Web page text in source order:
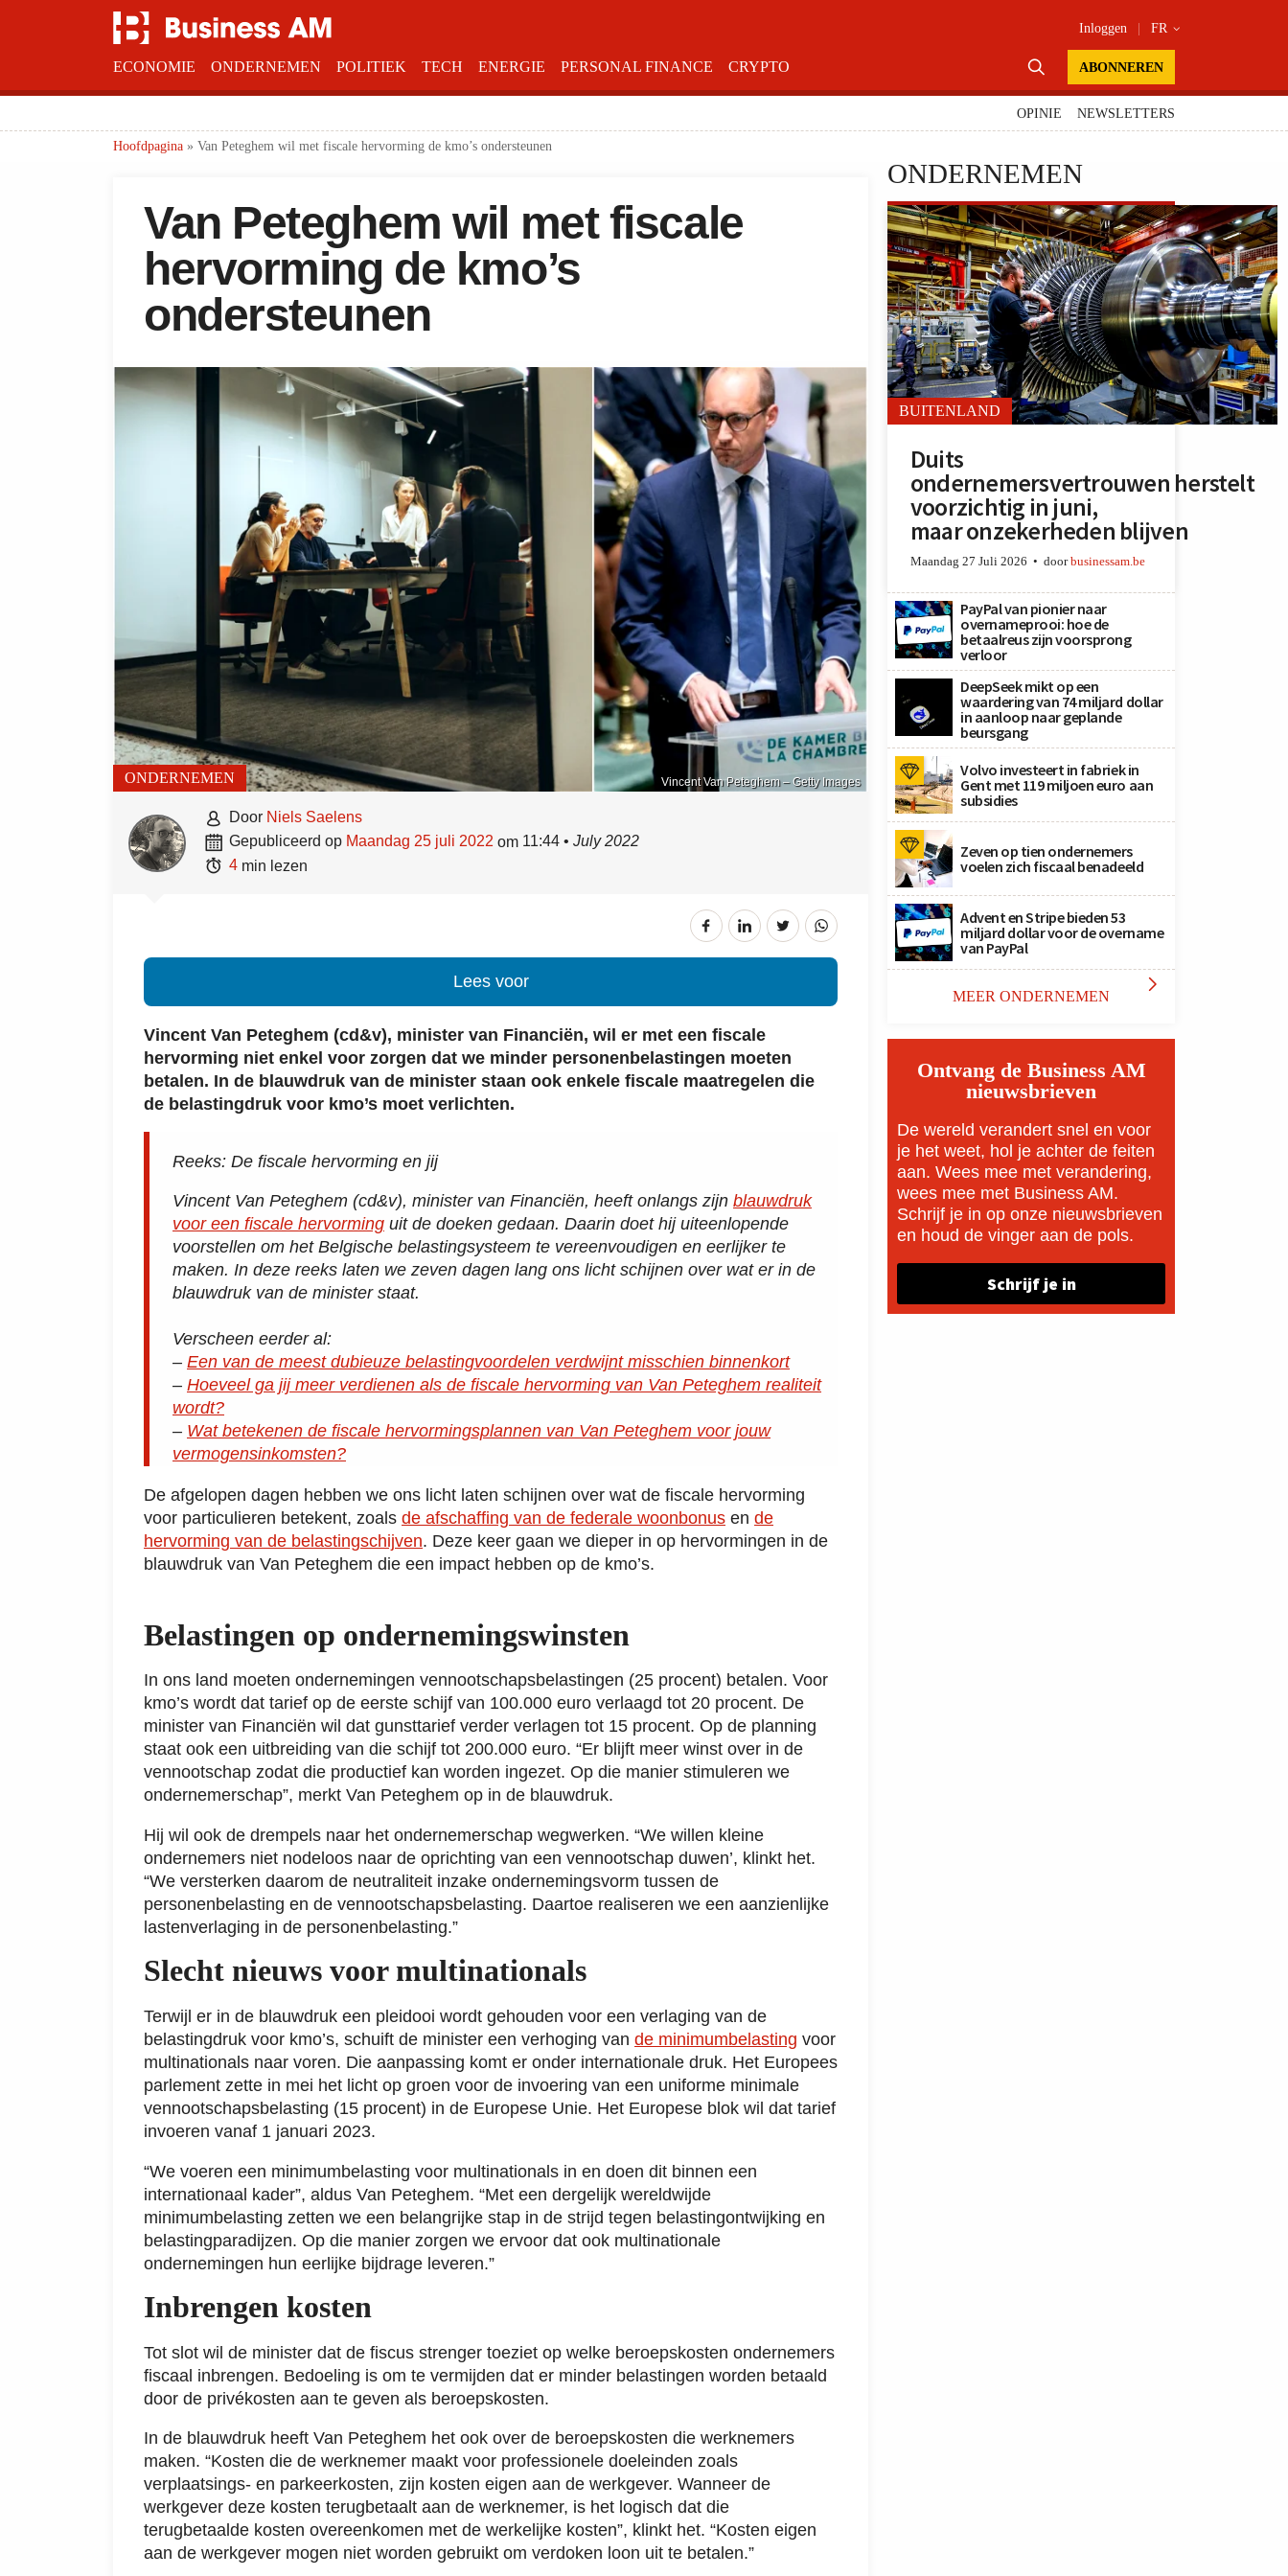
Inloggen | FR 
ECONOMIE ONDERNEMEN POLITIEK TECH ENERGIE PERSONAL FINANCE CRYPTO  ABONNEREN
OPINIE NEWSLETTERS
Hoofdpagina » Van Peteghem wil met fiscale hervorming de kmo’s ondersteunen
Van Peteghem wil met fiscale
hervorming de kmo’s
ondersteunen
Vincent Van Peteghem – Getty Images
ONDERNEMEN
 door Niels Saelens
 gepubliceerd op maandag 25 juli 2022 om 11:44 • July 2022
 4 min lezen
Lees voor
Vincent Van Peteghem (cd&v), minister van Financiën, wil er met een fiscale
hervorming niet enkel voor zorgen dat we minder personenbelastingen moeten
betalen. In de blauwdruk van de minister staan ook enkele fiscale maatregelen die
de belastingdruk voor kmo’s moet verlichten.
Reeks: De fiscale hervorming en jij
Vincent Van Peteghem (cd&v), minister van Financiën, heeft onlangs zijn blauwdruk
voor een fiscale hervorming uit de doeken gedaan. Daarin doet hij uiteenlopende
voorstellen om het Belgische belastingsysteem te vereenvoudigen en eerlijker te
maken. In deze reeks laten we zeven dagen lang ons licht schijnen over wat er in de
blauwdruk van de minister staat.
Verscheen eerder al:
– Een van de meest dubieuze belastingvoordelen verdwijnt misschien binnenkort
– Hoeveel ga jij meer verdienen als de fiscale hervorming van Van Peteghem realiteit
wordt?
– Wat betekenen de fiscale hervormingsplannen van Van Peteghem voor jouw
vermogensinkomsten?
De afgelopen dagen hebben we ons licht laten schijnen over wat de fiscale hervorming
voor particulieren betekent, zoals de afschaffing van de federale woonbonus en de
hervorming van de belastingschijven. Deze keer gaan we dieper in op hervormingen in de
blauwdruk van Van Peteghem die een impact hebben op de kmo’s.
Belastingen op ondernemingswinsten
In ons land moeten ondernemingen vennootschapsbelastingen (25 procent) betalen. Voor
kmo’s wordt dat tarief op de eerste schijf van 100.000 euro verlaagd tot 20 procent. De
minister van Financiën wil dat gunsttarief verder verlagen tot 15 procent. Op de planning
staat ook een uitbreiding van die schijf tot 200.000 euro. “Er blijft meer winst over in de
vennootschap zodat die productief kan worden ingezet. Op die manier stimuleren we
ondernemerschap”, merkt Van Peteghem op in de blauwdruk.
Hij wil ook de drempels naar het ondernemerschap wegwerken. “We willen kleine
ondernemers niet nodeloos naar de oprichting van een vennootschap duwen’, klinkt het.
“We versterken daarom de neutraliteit inzake ondernemingsvorm tussen de
personenbelasting en de vennootschapsbelasting. Daartoe realiseren we een aanzienlijke
lastenverlaging in de personenbelasting.”
Slecht nieuws voor multinationals
Terwijl er in de blauwdruk een pleidooi wordt gehouden voor een verlaging van de
belastingdruk voor kmo’s, schuift de minister een verhoging van de minimumbelasting voor
multinationals naar voren. Die aanpassing komt er onder internationale druk. Het Europees
parlement zette in mei het licht op groen voor de invoering van een uniforme minimale
vennootschapsbelasting (15 procent) in de Europese Unie. Het Europese blok wil dat tarief
invoeren vanaf 1 januari 2023.
“We voeren een minimumbelasting voor multinationals in en doen dit binnen een
internationaal kader”, aldus Van Peteghem. “Met een dergelijk wereldwijde
minimumbelasting zetten we een belangrijke stap in de strijd tegen belastingontwijking en
belastingparadijzen. Op die manier zorgen we ervoor dat ook multinationale
ondernemingen hun eerlijke bijdrage leveren.”
Inbrengen kosten
Tot slot wil de minister dat de fiscus strenger toeziet op welke beroepskosten ondernemers
fiscaal inbrengen. Bedoeling is om te vermijden dat er minder belastingen worden betaald
door de privékosten aan te geven als beroepskosten.
In de blauwdruk heeft Van Peteghem het ook over de beroepskosten die werknemers
maken. “Kosten die de werknemer maakt voor professionele doeleinden zoals
verplaatsings- en parkeerkosten, zijn kosten eigen aan de werkgever. Wanneer de
werkgever deze kosten terugbetaalt aan de werknemer, is het logisch dat die
terugbetaalde kosten overeenkomen met de werkelijke kosten”, klinkt het. “Kosten eigen
aan de werkgever mogen niet worden gebruikt om verdoken loon uit te betalen.”
ONDERNEMEN
BUITENLAND
Duits
ondernemersvertrouwen herstelt
voorzichtig in juni,
maar onzekerheden blijven
Maandag 27 Juli 2026 doorbusinessam.be
PayPal van pionier naar
overnameprooi: hoe de
betaalreus zijn voorsprong
verloor
DeepSeek mikt op een
waardering van 74 miljard dollar
in aanloop naar geplande
beursgang
Volvo investeert in fabriek in
Gent met 119 miljoen euro aan
subsidies
Zeven op tien ondernemers
voelen zich fiscaal benadeeld
Advent en Stripe bieden 53
miljard dollar voor de overname
van PayPal
MEER ONDERNEMEN 
Ontvang de Business AM
nieuwsbrieven
De wereld verandert snel en voor
je het weet, hol je achter de feiten
aan. Wees mee met verandering,
wees mee met Business AM.
Schrijf je in op onze nieuwsbrieven
en houd de vinger aan de pols.
Schrijf je in